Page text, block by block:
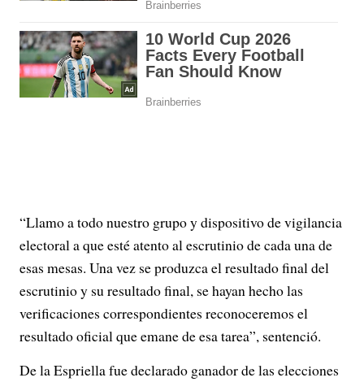
“Llamo a todo nuestro grupo y dispositivo de vigilancia
electoral a que esté atento al escrutinio de cada una de
esas mesas. Una vez se produzca el resultado final del
escrutinio y su resultado final, se hayan hecho las
verificaciones correspondientes reconoceremos el
resultado oficial que emane de esa tarea”, sentenció.
De la Espriella fue declarado ganador de las elecciones